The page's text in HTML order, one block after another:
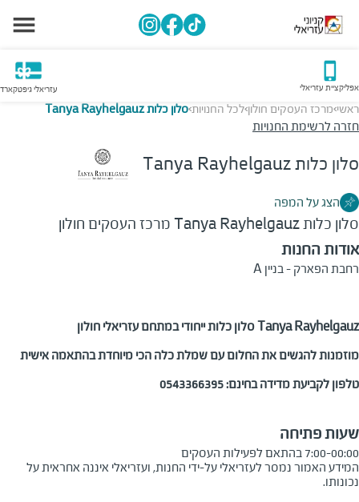
אפליקציית עזריאלי עזריאלי גיפטקארד
ראשי>מרכז העסקים חולון>לכל החנויות>סלון כלות Tanya Rayhelgauz
חזרה לרשימת החנויות
סלון כלות Tanya Rayhelgauz
הצג על המפה
סלון כלות Tanya Rayhelgauz מרכז העסקים חולון
אודות החנות
רחבת הפארק - בניין A
סלון כלות ייחודי במתחם עזריאלי חולון Tanya Rayhelgauz
מוזמנות להגשים את החלום עם שמלת כלה הכי מיוחדת בהתאמה אישית
טלפון לקביעת מדידה בחינם: 0543366395
שעות פתיחה
7:00-00:00 בהתאם לפעילות העסקים
המידע האמור נמסר לעזריאלי על-ידי החנות, ועזריאלי איננה אחראית על